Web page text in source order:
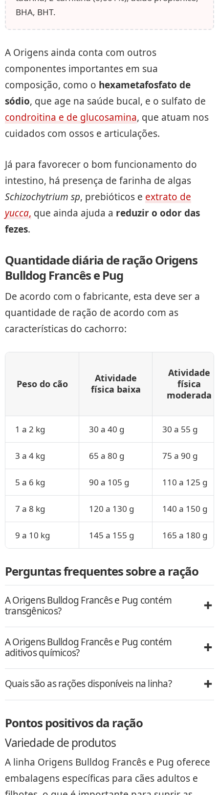
BHA, BHT.
A Origens ainda conta com outros
componentes importantes em sua
composição, como o hexametafosfato de
sódio, que age na saúde bucal, e o sulfato de
condroitina e de glucosamina, que atuam nos
cuidados com ossos e articulações.
Já para favorecer o bom funcionamento do
intestino, há presença de farinha de algas
Schizochytrium sp, prebióticos e extrato de
yucca, que ainda ajuda a reduzir o odor das
fezes.
Quantidade diária de ração Origens
Bulldog Francês e Pug
De acordo com o fabricante, esta deve ser a
quantidade de ração de acordo com as
características do cachorro:
Peso do cão
Atividade
física baixa
Atividade
física
moderada
1 a 2 kg 30 a 40 g 30 a 55 g
3 a 4 kg 65 a 80 g 75 a 90 g
5 a 6 kg 90 a 105 g 110 a 125 g
7 a 8 kg 120 a 130 g 140 a 150 g
9 a 10 kg 145 a 155 g 165 a 180 g
Perguntas frequentes sobre a ração
A Origens Bulldog Francês e Pug contém
transgênicos?
A Origens Bulldog Francês e Pug contém
aditivos químicos?
Quais são as rações disponíveis na linha?
Pontos positivos da ração
Variedade de produtos
A linha Origens Bulldog Francês e Pug oferece
embalagens específicas para cães adultos e